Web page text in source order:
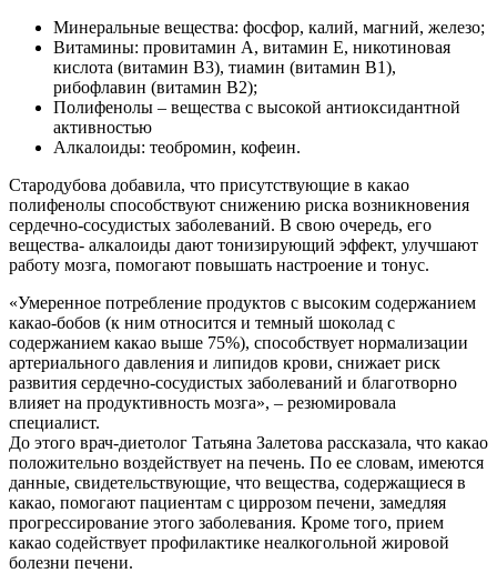
Минеральные вещества: фосфор, калий, магний, железо;
Витамины: провитамин А, витамин Е, никотиновая
кислота (витамин В3), тиамин (витамин В1),
рибофлавин (витамин В2);
Полифенолы – вещества с высокой антиоксидантной
активностью
Алкалоиды: теобромин, кофеин.
Стародубова добавила, что присутствующие в какао
полифенолы способствуют снижению риска возникновения
сердечно-сосудистых заболеваний. В свою очередь, его
вещества- алкалоиды дают тонизирующий эффект, улучшают
работу мозга, помогают повышать настроение и тонус.
«Умеренное потребление продуктов с высоким содержанием
какао-бобов (к ним относится и темный шоколад с
содержанием какао выше 75%), способствует нормализации
артериального давления и липидов крови, снижает риск
развития сердечно-сосудистых заболеваний и благотворно
влияет на продуктивность мозга», – резюмировала
специалист.
До этого врач-диетолог Татьяна Залетова рассказала, что какао
положительно воздействует на печень. По ее словам, имеются
данные, свидетельствующие, что вещества, содержащиеся в
какао, помогают пациентам с циррозом печени, замедляя
прогрессирование этого заболевания. Кроме того, прием
какао содействует профилактике неалкогольной жировой
болезни печени.